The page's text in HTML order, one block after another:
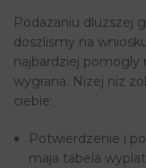
Podazaniu dluzszej
doszlismy na
najbardziej pomogly
wygrana. Nizej niz
ciebie:
Potwierdzenie i
maja tabela